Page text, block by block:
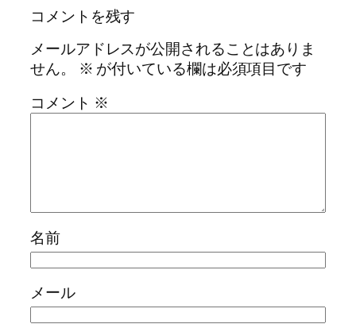
コメントを残す
メールアドレスが公開されることはありま
せん。
※ が付いている欄は必須項目です
コメント ※
名前
メール